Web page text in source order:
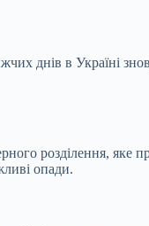
днів в Україні
розділення, яке
опади.